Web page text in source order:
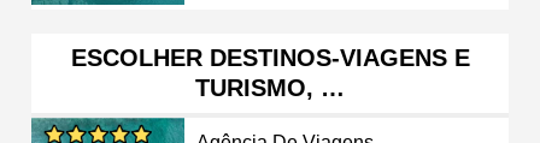
ESCOLHER DESTINOS-VIAGENS E
TURISMO, …